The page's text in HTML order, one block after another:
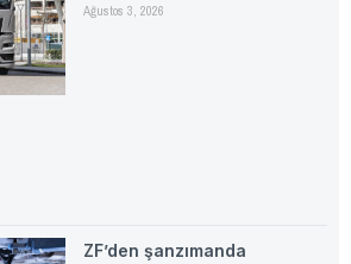
Ağustos 3, 2026
ZF’den şanzımanda